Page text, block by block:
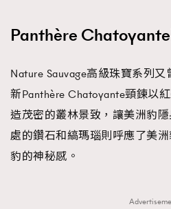
Panthère
Nature Sauvage高級珠寶系列
新Panthère Chatoyante頸鍊以
造茂密的叢林景致，讓美洲豹
處的鑽石和縞瑪瑙則呼應了美
豹的神秘感。